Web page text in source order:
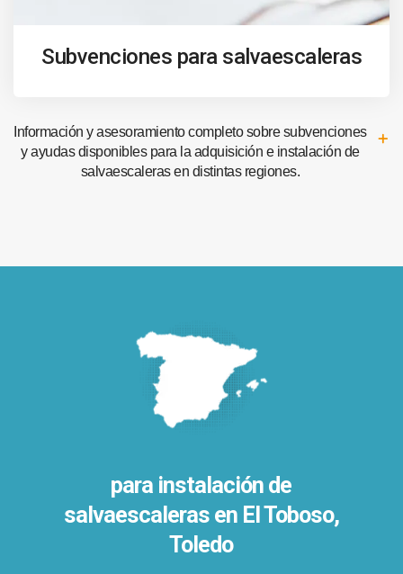
Subvenciones para salvaescaleras
Información y asesoramiento completo sobre subvenciones
y ayudas disponibles para la adquisición e instalación de
salvaescaleras en distintas regiones.
para instalación de
salvaescaleras en El Toboso,
Toledo